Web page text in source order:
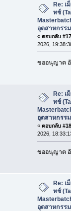
Re: เ
ทช์
อุตสาหกรร
« ตอบกลับ
2026,
ขออนุญาต
Re: เ
ทช์
อุตสาหกรร
« ตอบกลับ
2026,
ขออนุญาต
Re: เ
ทช์
อุตสาหกรร